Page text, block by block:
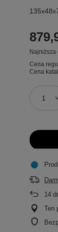
Cena
Cena
14
Ten